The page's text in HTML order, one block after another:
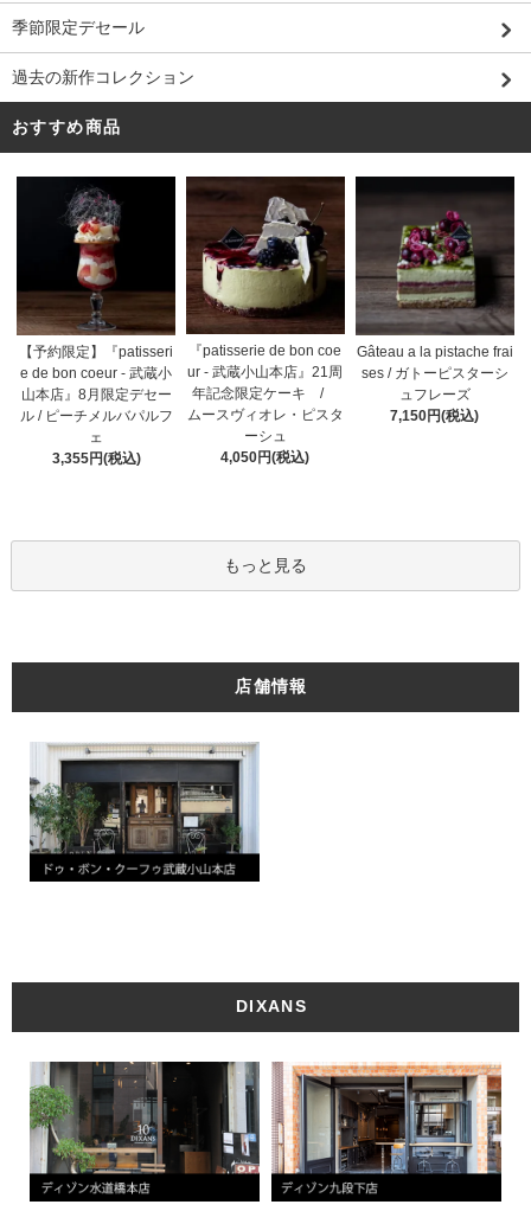
季節限定デセール
過去の新作コレクション
おすすめ商品
【予約限定】『patisseri
e de bon coeur - 武蔵小
山本店』8月限定デセー
ル / ピーチメルバパルフ
ェ
3,355円(税込)
『patisserie de bon coe
ur - 武蔵小山本店』21周
年記念限定ケーキ /
ムースヴィオレ・ピスタ
ーシュ
4,050円(税込)
Gâteau a la pistache frai
ses / ガトーピスターシ
ュフレーズ
7,150円(税込)
もっと見る
店舗情報
DIXANS